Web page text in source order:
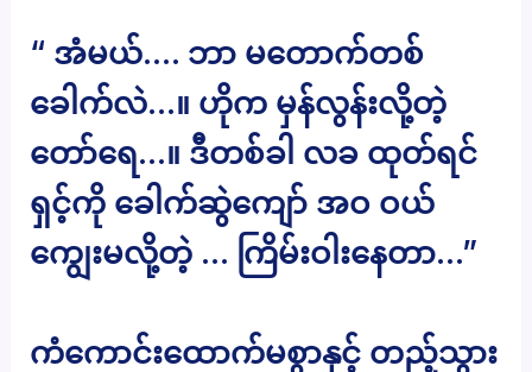
“ အံမယ်…. ဘာ မတောက်တစ်
ခေါက်လဲ…။ ဟိုက မှန်လွန်းလို့တဲ့
တော်ရေ…။ ဒီတစ်ခါ လခ ထုတ်ရင်
ရှင့်ကို ခေါက်ဆွဲကျော် အဝ ဝယ်
ကျွေးမလို့တဲ့ … ကြိမ်းဝါးနေတာ…”
ကံကောင်းထောက်မစွာနှင့် တည့်သွား